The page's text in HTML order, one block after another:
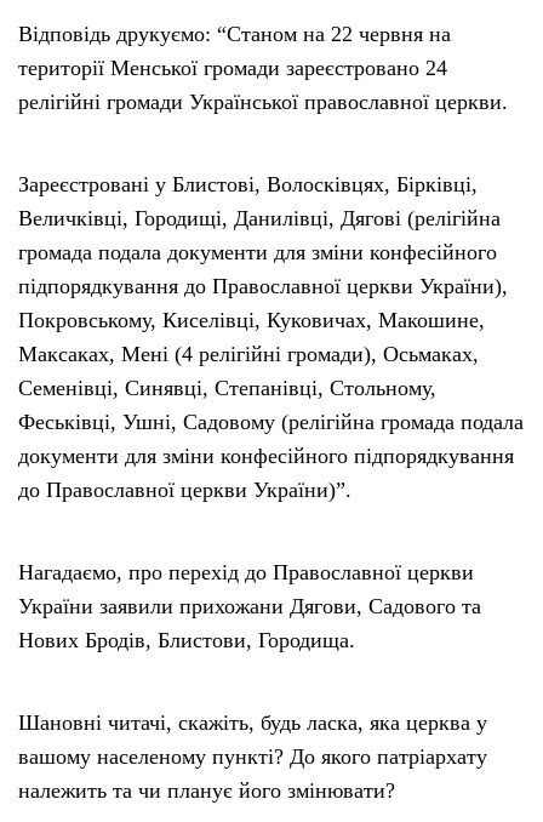
Відповідь друкуємо: “Станом на 22 червня на
території Менської громади зареєстровано 24
релігійні громади Української православної церкви.
Зареєстровані у Блистові, Волосківцях, Бірківці,
Величківці, Городищі, Данилівці, Дягові (релігійна
громада подала документи для зміни конфесійного
підпорядкування до Православної церкви України),
Покровському, Киселівці, Куковичах, Макошине,
Максаках, Мені (4 релігійні громади), Осьмаках,
Семенівці, Синявці, Степанівці, Стольному,
Феськівці, Ушні, Садовому (релігійна громада подала
документи для зміни конфесійного підпорядкування
до Православної церкви України)”.
Нагадаємо, про перехід до Православної церкви
України заявили прихожани Дягови, Садового та
Нових Бродів, Блистови, Городища.
Шановні читачі, скажіть, будь ласка, яка церква у
вашому населеному пункті? До якого патріархату
належить та чи планує його змінювати?